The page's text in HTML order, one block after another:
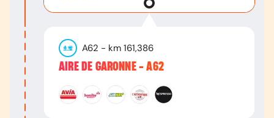
A62 - km 161,386
AIRE DE GARONNE - A62